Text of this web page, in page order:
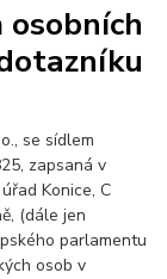
osobních
se sídlem
zapsaná v
Konice, C
(dále jen
parlamentu
osob v